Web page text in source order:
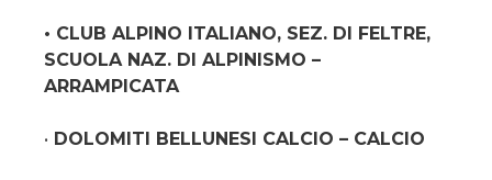
• CLUB ALPINO ITALIANO, SEZ. DI FELTRE,
SCUOLA NAZ. DI ALPINISMO –
ARRAMPICATA
• DOLOMITI BELLUNESI CALCIO – CALCIO